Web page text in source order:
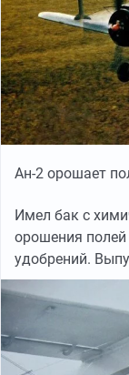
Ан-2 орошает
Имел бак с
орошения полей
удобрений.